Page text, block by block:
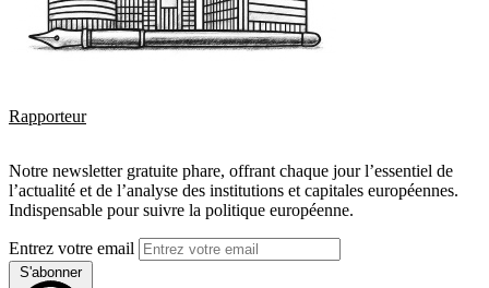
Rapporteur
Notre newsletter gratuite phare, offrant chaque jour l’essentiel de
l’actualité et de l’analyse des institutions et capitales européennes.
Indispensable pour suivre la politique européenne.
Entrez votre email
S'abonner